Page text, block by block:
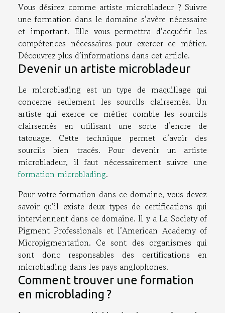
Vous désirez comme artiste microbladeur ? Suivre
une formation dans le domaine s’avère nécessaire
et important. Elle vous permettra d’acquérir les
compétences nécessaires pour exercer ce métier.
Découvrez plus d’informations dans cet article.
Devenir un artiste microbladeur
Le microblading est un type de maquillage qui
concerne seulement les sourcils clairsemés. Un
artiste qui exerce ce métier comble les sourcils
clairsemés en utilisant une sorte d’encre de
tatouage. Cette technique permet d’avoir des
sourcils bien tracés. Pour devenir un artiste
microbladeur, il faut nécessairement suivre une
formation microblading.
Pour votre formation dans ce domaine, vous devez
savoir qu’il existe deux types de certifications qui
interviennent dans ce domaine. Il y a La Society of
Pigment Professionals et l’American Academy of
Micropigmentation. Ce sont des organismes qui
sont donc responsables des certifications en
microblading dans les pays anglophones.
Comment trouver une formation
en microblading ?